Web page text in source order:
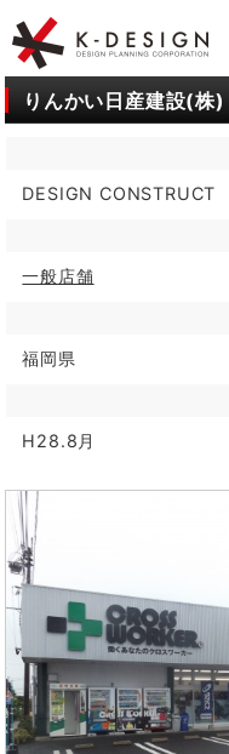
りんかい日産建設(株)
DESIGN CONSTRUCT
一般店舗
福岡県
H28.8月